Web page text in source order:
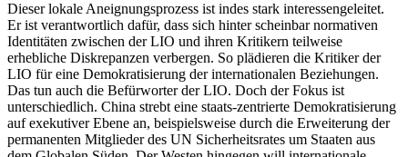
Dieser lokale Aneignungsprozess ist indes stark interessengeleitet.
Er ist verantwortlich dafür, dass sich hinter scheinbar normativen
Identitäten zwischen der LIO und ihren Kritikern teilweise
erhebliche Diskrepanzen verbergen. So plädieren die Kritiker der
LIO für eine Demokratisierung der internationalen Beziehungen.
Das tun auch die Befürworter der LIO. Doch der Fokus ist
unterschiedlich. China strebt eine staats-zentrierte Demokratisierung
auf exekutiver Ebene an, beispielsweise durch die Erweiterung der
permanenten Mitglieder des UN Sicherheitsrates um Staaten aus